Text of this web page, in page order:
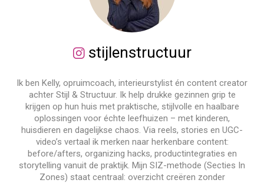
stijlenstructuur
Ik ben Kelly, opruimcoach, interieurstylist én content creator
achter Stijl & Structuur. Ik help drukke gezinnen grip te
krijgen op hun huis met praktische, stijlvolle en haalbare
oplossingen voor échte leefhuizen – met kinderen,
huisdieren en dagelijkse chaos. Via reels, stories en UGC-
video’s vertaal ik merken naar herkenbare content:
before/afters, organizing hacks, productintegraties en
storytelling vanuit de praktijk. Mijn SIZ-methode (Secties In
Zones) staat centraal: overzicht creëren zonder